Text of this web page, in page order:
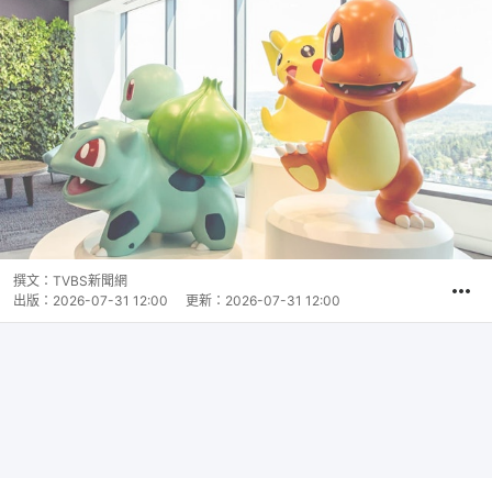
撰文： TVBS新聞網
出版： 2026-07-31 12:00 更新： 2026-07-31 12:00